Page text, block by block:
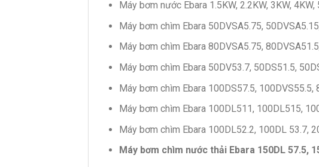
Máy bơm nước Ebara 1.5KW, 2.2KW, 3KW, 4KW,
Máy bơm chìm Ebara 50DVSA5.75,
Máy bơm chìm Ebara 80DVSA5.75,
Máy bơm chìm Ebara 50DV53.7, 50DS51.5,
Máy bơm chìm Ebara 100DS57.5, 100DVS55.5,
Máy bơm chìm Ebara 100DL511, 100DL515,
Máy bơm chìm Ebara 100DL52.2, 100DL 53.7,
Máy bơm chìm nước thải Ebara 150DL 57.5,